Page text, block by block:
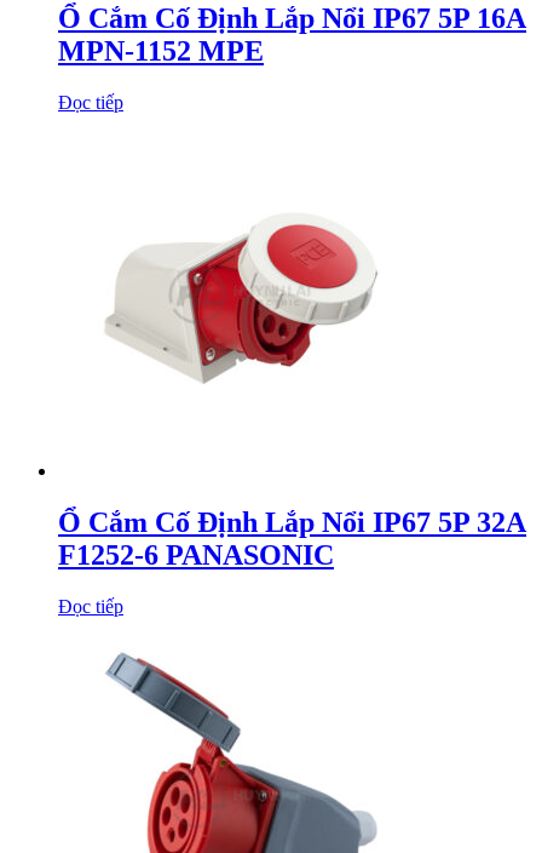
Ổ Cắm Cố Định Lắp Nổi IP67 5P 16A
MPN-1152 MPE
Đọc tiếp
Ổ Cắm Cố Định Lắp Nổi IP67 5P 32A
F1252-6 PANASONIC
Đọc tiếp